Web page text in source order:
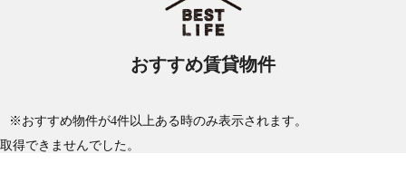
おすすめ賃貸物件
※おすすめ物件が4件以上ある時のみ表示されます。
取得できませんでした。